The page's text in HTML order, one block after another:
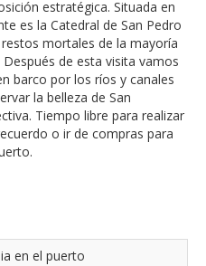
estratégica. Situada en
es la Catedral de San Pedro
mortales de la mayoría
de esta visita vamos
barco por los ríos y canales
la belleza de San
Tiempo libre para realizar
o ir de compras para
en el puerto